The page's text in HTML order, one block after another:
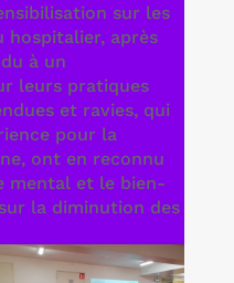
sur les
hospitalier, après
à un
leurs pratiques
et ravies, qui
pour la
ont en reconnu
mental et le bien-
la diminution des